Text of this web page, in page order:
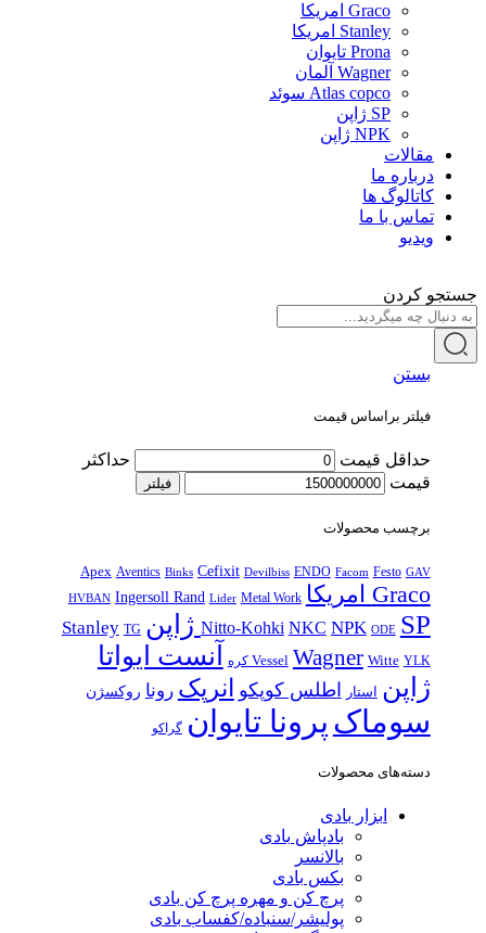
Graco امریکا
Stanley امریکا
Prona تایوان
Wagner آلمان
Atlas copco سوئد
SP ژاپن
NPK ژاپن
مقالات
درباره ما
کاتالوگ ها
تماس با ما
ویدیو
جستجو کردن
بستن
فیلتر براساس قیمت
حداقل قیمت
حداکثر
قیمت
فیلتر
برچسب محصولات
Apex Aventics Binks Cefixit Devilbiss ENDO Facom Festo GAV
Graco امریکا HVBAN Ingersoll Rand Lider Metal Work
Nitto-Kohki NKC NPK ODE SP ژاپن Stanley TG
Vessel Wagner Witte YLK کره
آنست ایواتا
ژاپن استار اطلس کوپکو انرپک رونا روکسژن
سوماک پرونا تایوان گراکو
دسته‌های محصولات
ابزار بادی
بادپاش بادی
بالانسر
بکس بادی
پرچ کن و مهره پرچ کن بادی
پولیشر/سنباده/کفساب بادی